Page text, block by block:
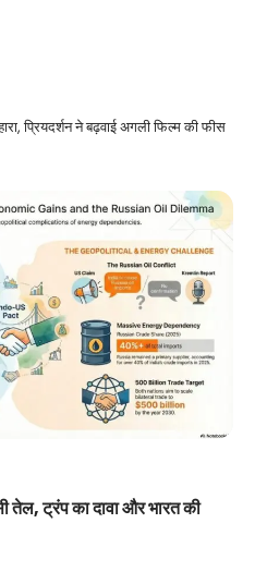
प्रियदर्शन ने बढ़वाई अगली फिल्म की फीस
तेल, ट्रंप का दावा और भारत की